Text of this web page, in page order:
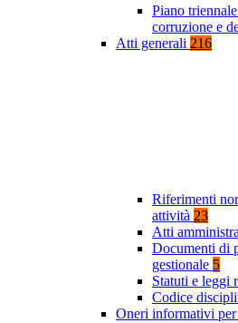
Piano
corruzione e
Atti generali 216
Riferimenti
attività 23
Atti
Documenti di
gestionale 5
Statuti e leggi
Codice
Oneri informativi